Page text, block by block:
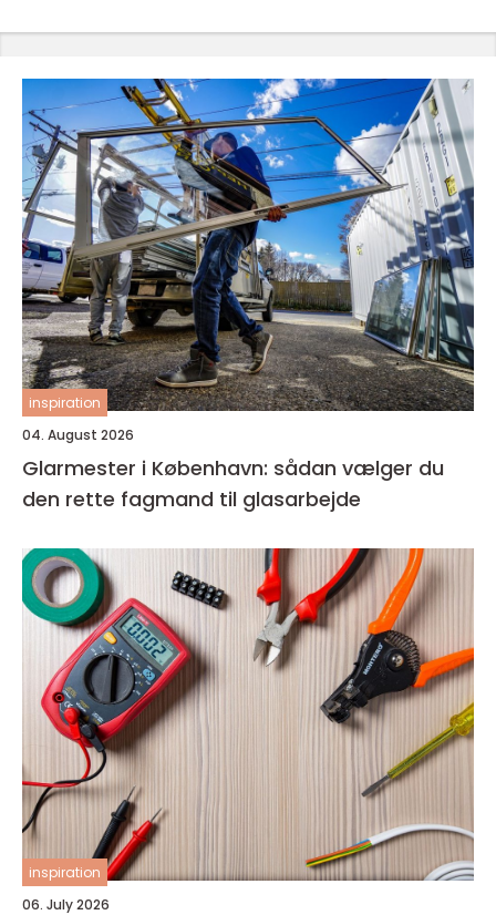
inspiration
04. August 2026
Glarmester i København: sådan vælger du
den rette fagmand til glasarbejde
inspiration
06. July 2026